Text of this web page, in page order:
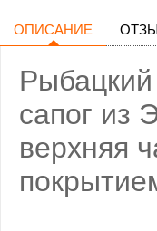
ОПИСАНИЕ
сапог из
верхняя